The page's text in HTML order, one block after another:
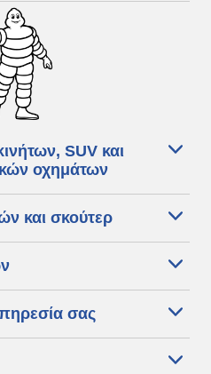
SUV και
οχημάτων
και σκούτερ
σας